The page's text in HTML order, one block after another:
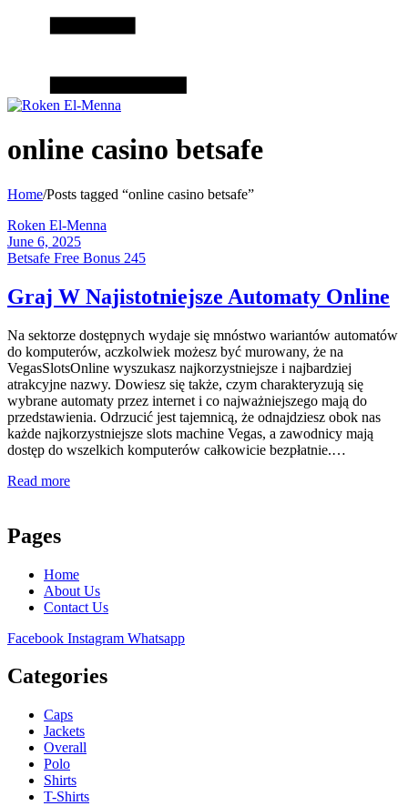
online casino betsafe
Home/Posts tagged “online casino betsafe”
Roken El-Menna
June 6, 2025
Betsafe Free Bonus 245
Graj W Najistotniejsze Automaty Online
Na sektorze dostępnych wydaje się mnóstwo wariantów automatów
do komputerów, aczkolwiek możesz być murowany, że na
VegasSlotsOnline wyszukasz najkorzystniejsze i najbardziej
atrakcyjne nazwy. Dowiesz się także, czym charakteryzują się
wybrane automaty przez internet i co najważniejszego mają do
przedstawienia. Odrzucić jest tajemnicą, że odnajdziesz obok nas
każde najkorzystniejsze slots machine Vegas, a zawodnicy mają
dostęp do wszelkich komputerów całkowicie bezpłatnie.…
Read more
Pages
Home
About Us
Contact Us
Facebook Instagram Whatsapp
Categories
Caps
Jackets
Overall
Polo
Shirts
T-Shirts